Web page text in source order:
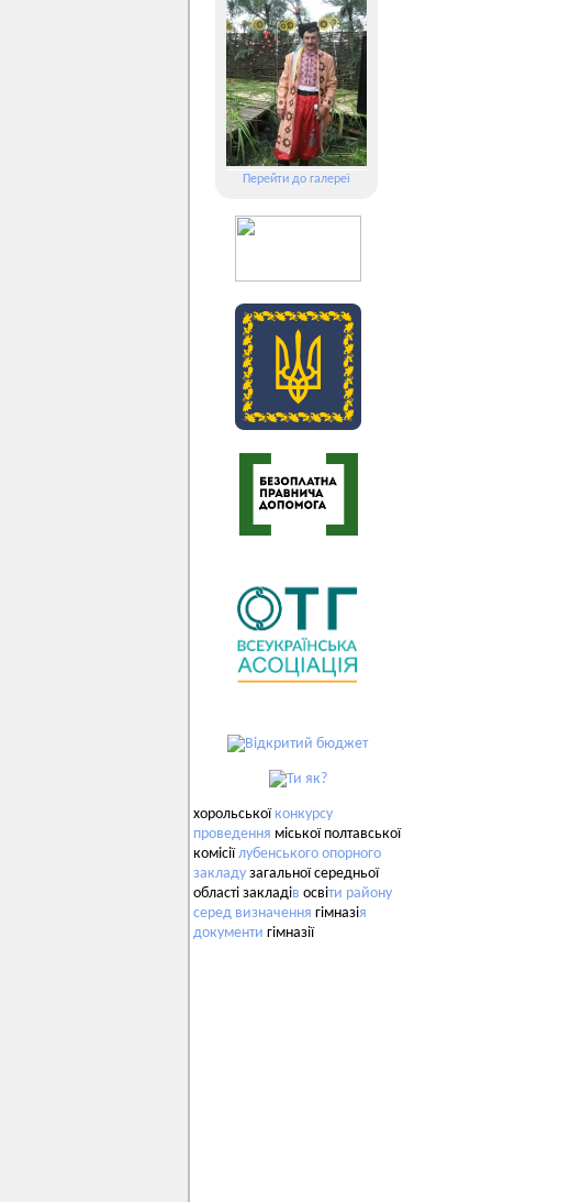
Перейти до галереї
хорольської конкурсу
проведення міської полтавської
комісіїлубенського опорного
закладу загальної середньої
області закладів освіти району
серед визначення гімназія
документи гімназії